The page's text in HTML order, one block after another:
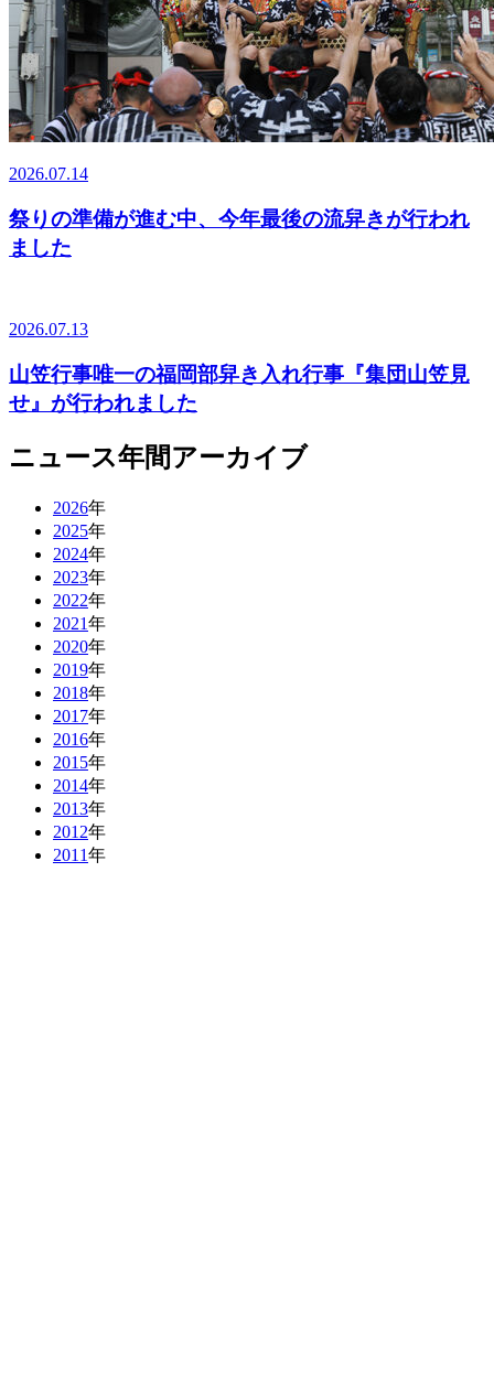
2026.07.14
祭りの準備が進む中、今年最後の流舁きが行われ
ました
2026.07.13
山笠行事唯一の福岡部舁き入れ行事『集団山笠見
せ』が行われました
ニュース年間アーカイブ
2026年
2025年
2024年
2023年
2022年
2021年
2020年
2019年
2018年
2017年
2016年
2015年
2014年
2013年
2012年
2011年